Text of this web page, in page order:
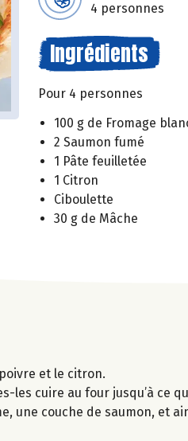
4 personnes
Ingrédients
Pour 4 personnes
100 g de Fromage
2 Saumon fumé
1 Pâte feuilletée
1 Citron
Ciboulette
30 g de Mâche
et le citron.
les cuire au four jusqu’à ce
une couche de saumon, et